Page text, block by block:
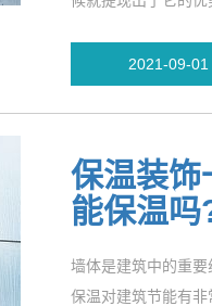
2021-09-01
保温装饰
能保温吗
墙体是建筑中的重
保温对建筑节能有